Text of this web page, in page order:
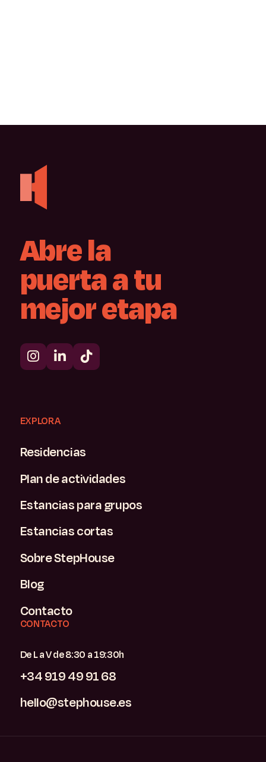
Abrela
puertaatu
mejoretapa
EXPLORA
Residencias
Plan de actividades
Estancias para grupos
Estancias cortas
Sobre StepHouse
Blog
Contacto
CONTACTO
De L a V de 8:30 a 19:30h
+34 919 49 91 68
hello@stephouse.es